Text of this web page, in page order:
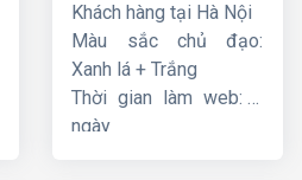
Khách hàng tại Hà Nội
Màu sắc chủ đạo:
Xanh lá + Trắng
Thời gian làm web: 7
ngày